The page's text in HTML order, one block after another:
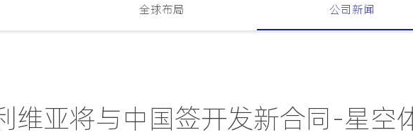
全球布局 公司新闻
维亚将与中国签开发新合同-星空